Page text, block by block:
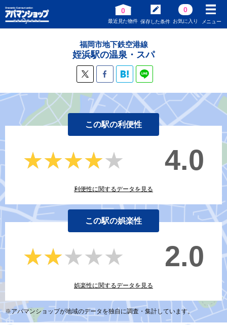
0
最近見た物件 保存した条件
0
お気に入り メニュー
福岡市地下鉄空港線
姪浜駅の温泉・スパ
この駅の利便性
★★★★★
★★★★★ 4.0
利便性に関するデータを見る
この駅の娯楽性
★★★★★
★★★★★ 2.0
娯楽性に関するデータを見る
※アパマンショップが地域のデータを独自に調査・集計しています。